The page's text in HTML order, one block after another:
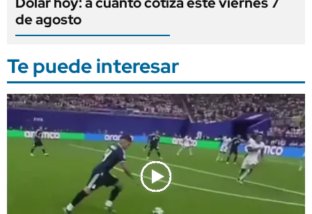
de agosto
Te puede interesar